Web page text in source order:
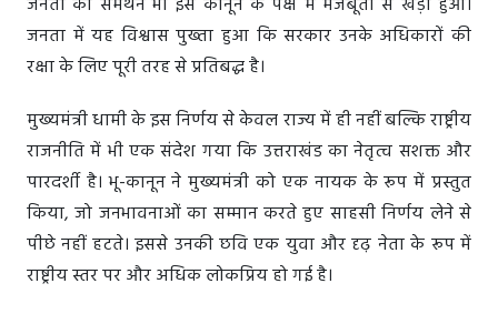
जनता का समर्थन भी इस कानून के पक्ष में मजबूती से खड़ा हुआ।
जनता में यह विश्वास पुख्ता हुआ कि सरकार उनके अधिकारों की
रक्षा के लिए पूरी तरह से प्रतिबद्ध है।
मुख्यमंत्री धामी के इस निर्णय से केवल राज्य में ही नहीं बल्कि राष्ट्रीय
राजनीति में भी एक संदेश गया कि उत्तराखंड का नेतृत्व सशक्त और
पारदर्शी है। भू-कानून ने मुख्यमंत्री को एक नायक के रूप में प्रस्तुत
किया, जो जनभावनाओं का सम्मान करते हुए साहसी निर्णय लेने से
पीछे नहीं हटते। इससे उनकी छवि एक युवा और दृढ़ नेता के रूप में
राष्ट्रीय स्तर पर और अधिक लोकप्रिय हो गई है।